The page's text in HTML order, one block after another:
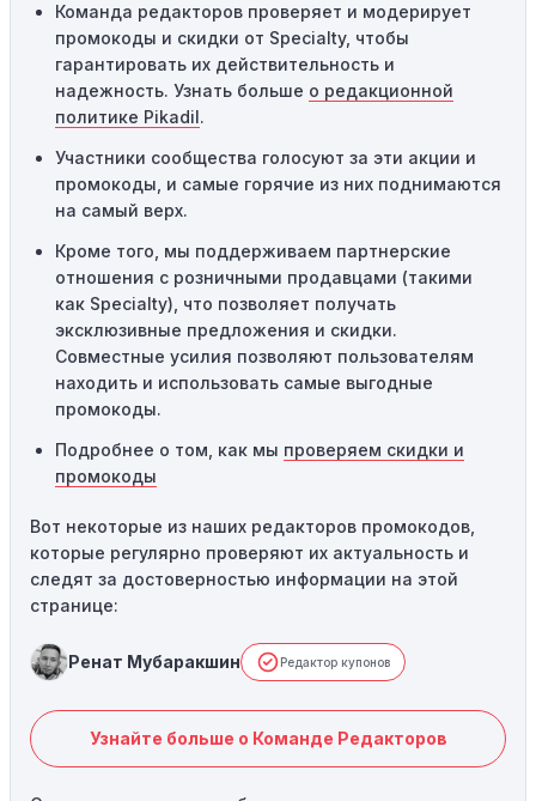
предназначены только для однократного
использования. Если код уже был использован кем-то
другим, он не будет действовать повторно.
Технические сбои:
привести к неработоспособности кодов промокодов. В
таких случаях следует обратиться за помощью в
службу поддержки.
Команда редакторов проверяет и модерирует
промокоды и скидки от Specialty, чтобы
гарантировать их действительность и
надежность. Узнать больше о редакционной
политике Pikadil.
Участники сообщества голосуют за эти акции и
промокоды, и самые горячие из них поднимаются
на самый верх.
Кроме того, мы поддерживаем партнерские
отношения с розничными продавцами (такими
как Specialty), что позволяет получать
эксклюзивные предложения и скидки.
Совместные усилия позволяют пользователям
находить и использовать самые выгодные
промокоды.
Подробнее о том, как мы проверяем скидки и
промокоды
Вот некоторые из наших редакторов промокодов,
которые регулярно проверяют их актуальность и
следят за достоверностью информации на этой
странице:
Ренат Мубаракшин Редактор купонов
Узнайте больше о Команде Редакторов